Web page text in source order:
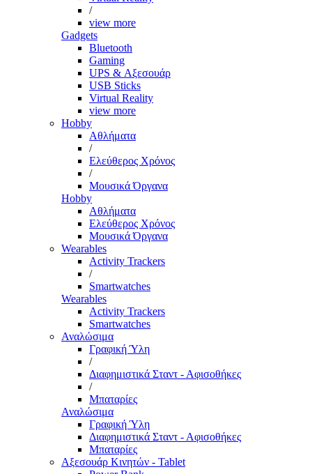
/
view more
Gadgets
Bluetooth
Gaming
UPS & Αξεσουάρ
USB Sticks
Virtual Reality
view more
Hobby
Αθλήματα
/
Ελεύθερος Χρόνος
/
Μουσικά Όργανα
Hobby
Αθλήματα
Ελεύθερος Χρόνος
Μουσικά Όργανα
Wearables
Activity Trackers
/
Smartwatches
Wearables
Activity Trackers
Smartwatches
Αναλώσιμα
Γραφική Ύλη
/
Διαφημιστικά Σταντ - Αφισοθήκες
/
Μπαταρίες
Αναλώσιμα
Γραφική Ύλη
Διαφημιστικά Σταντ - Αφισοθήκες
Μπαταρίες
Αξεσουάρ Κινητών - Tablet